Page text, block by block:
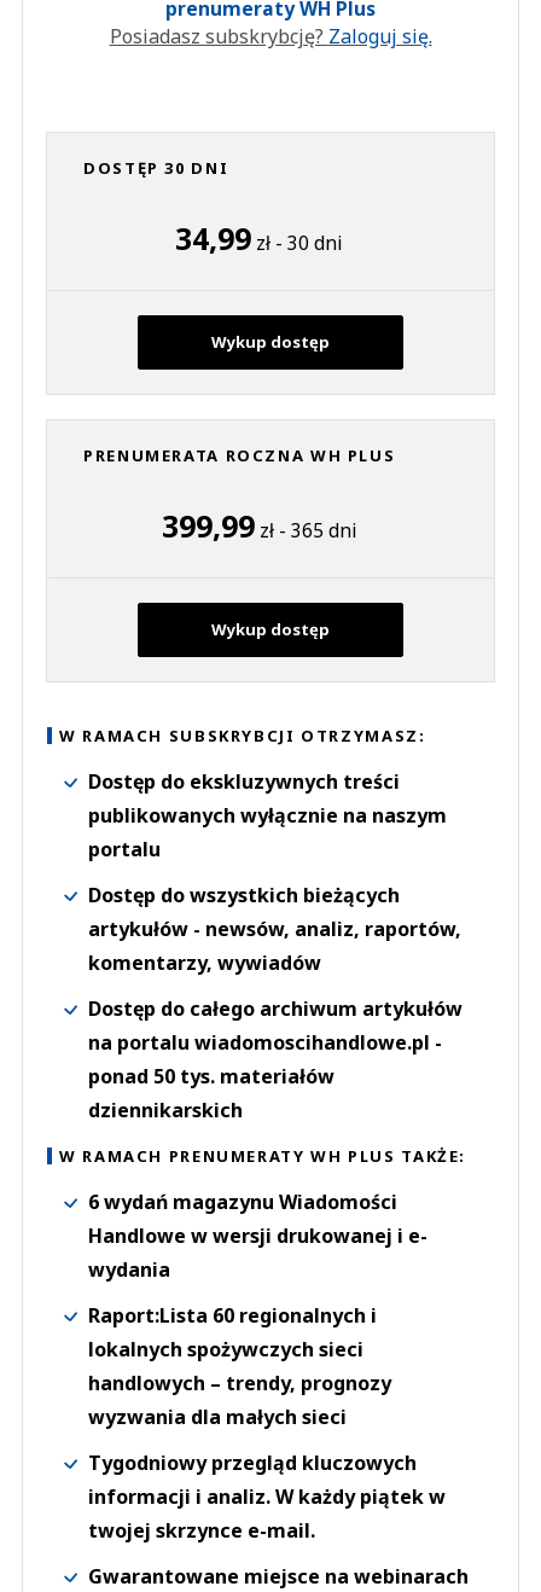
prenumeraty WH Plus
Posiadasz subskrybcję? Zaloguj się.
DOSTĘP 30 DNI
34,99 zł - 30 dni
Wykup dostęp
PRENUMERATA ROCZNA WH PLUS
399,99zł - 365 dni
Wykup dostęp
W RAMACH SUBSKRYBCJI OTRZYMASZ:
Dostęp do ekskluzywnych treści
publikowanych wyłącznie na naszym
portalu
Dostęp do wszystkich bieżących
artykułów - newsów, analiz, raportów,
komentarzy, wywiadów
Dostęp do całego archiwum artykułów
na portalu wiadomoscihandlowe.pl -
ponad 50 tys. materiałów
dziennikarskich
W RAMACH PRENUMERATY WH PLUS TAKŻE:
6 wydań magazynu Wiadomości
Handlowe w wersji drukowanej i e-
wydania
Raport:Lista 60 regionalnych i
lokalnych spożywczych sieci
handlowych – trendy, prognozy
wyzwania dla małych sieci
Tygodniowy przegląd kluczowych
informacji i analiz. W każdy piątek w
twojej skrzynce e-mail.
Gwarantowane miejsce na webinarach